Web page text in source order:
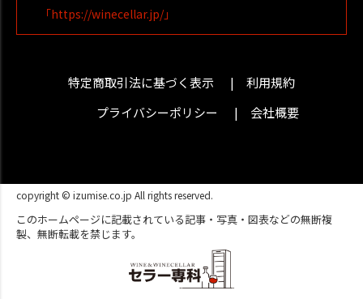
「https://winecellar.jp/」
特定商取引法に基づく表示
利用規約
プライバシーポリシー
会社概要
copyright © izumise.co.jp All rights reserved.
このホームページに記載されている記事・写真・図表などの無断複
製、無断転載を禁じます。